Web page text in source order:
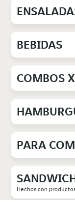
BEBIDAS
COMBOS
PARA
Hechos con